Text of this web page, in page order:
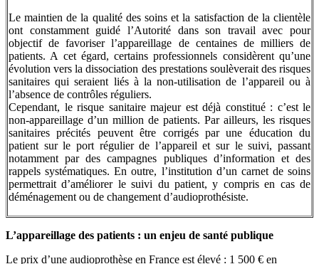
Le maintien de la qualité des soins et la satisfaction de la clientèle
ont constamment guidé l’Autorité dans son travail avec pour
objectif de favoriser l’appareillage de centaines de milliers de
patients. A cet égard, certains professionnels considèrent qu’une
évolution vers la dissociation des prestations soulèverait des risques
sanitaires qui seraient liés à la non-utilisation de l’appareil ou à
l’absence de contrôles réguliers.
Cependant, le risque sanitaire majeur est déjà constitué : c’est le
non-appareillage d’un million de patients. Par ailleurs, les risques
sanitaires précités peuvent être corrigés par une éducation du
patient sur le port régulier de l’appareil et sur le suivi, passant
notamment par des campagnes publiques d’information et des
rappels systématiques. En outre, l’institution d’un carnet de soins
permettrait d’améliorer le suivi du patient, y compris en cas de
déménagement ou de changement d’audioprothésiste.
L’appareillage des patients : un enjeu de santé publique
Le prix d’une audioprothèse en France est élevé : 1 500 € en